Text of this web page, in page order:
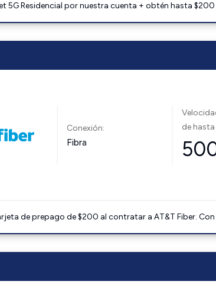
5G Residencial por nuestra cuenta + obtén hasta $200
Conexión:
Fibra
de hasta
de prepago de $200 al contratar a AT&T Fiber. Con